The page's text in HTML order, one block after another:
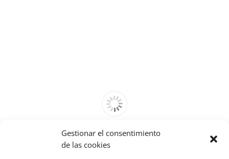
Gestionar el consentimiento
de las cookies
Cannot access file!
http://venfrico.com/wp-